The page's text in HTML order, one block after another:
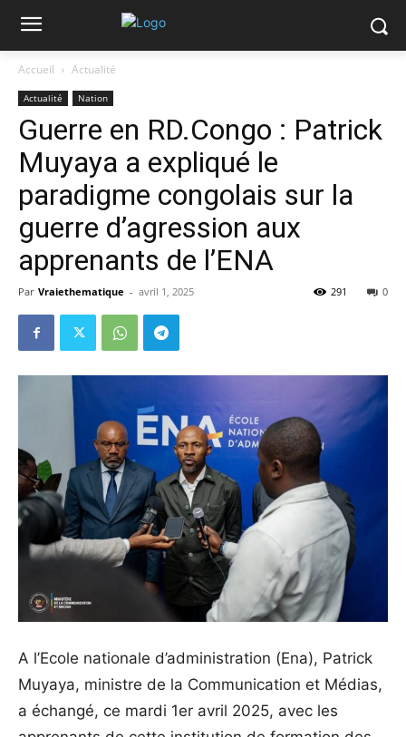
Accueil Actualité
Actualité Nation
Guerre en RD.Congo : Patrick
Muyaya a expliqué le
paradigme congolais sur la
guerre d’agression aux
apprenants de l’ENA
Par Vraiethematique - avril 1, 2025 0
291
A l’Ecole nationale d’administration (Ena), Patrick
Muyaya, ministre de la Communication et Médias,
a échangé, ce mardi 1er avril 2025, avec les